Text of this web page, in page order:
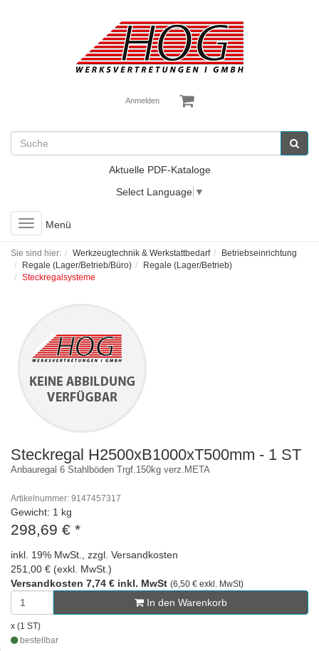
Anmelden
Aktuelle PDF-Kataloge
Select Language ▼
Toggle
navigation
Menü
Sie sind hier: Werkzeugtechnik & Werkstattbedarf
Betriebseinrichtung
Regale (Lager/Betrieb/Büro)
Regale (Lager/Betrieb)
Steckregalsysteme
Steckregal H2500xB1000xT500mm - 1 ST
Anbauregal 6 Stahlböden Trgf.150kg verz.META
Artikelnummer: 9147457317
Gewicht: 1 kg
298,69 € *
inkl. 19% MwSt., zzgl. Versandkosten
251,00 € (exkl. MwSt.)
Versandkosten 7,74 € inkl. MwSt (6,50 € exkl. MwSt)
In den Warenkorb
x (1 ST)
bestellbar